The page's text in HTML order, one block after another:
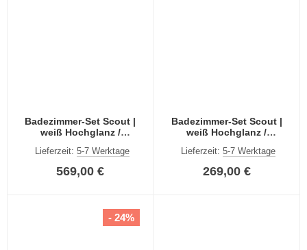
Badezimmer-Set Scout |
weiß Hochglanz /
LED Beleuchtung
Lieferzeit: 5-7 Werktage
569,00 €
Badezimmer-Set Scout |
weiß Hochglanz /
LED Beleuchtung
Lieferzeit:5-7 Werktage
269,00 €
- 24%